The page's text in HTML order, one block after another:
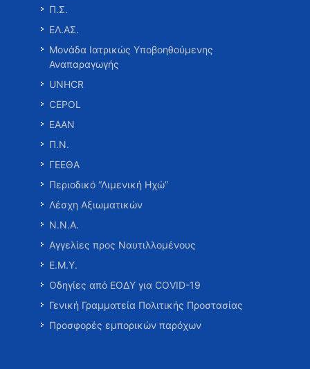
Π.Σ.
ΕΛ.ΑΣ.
Μονάδα Ιατρικώς Υποβοηθούμενης
Αναπαραγωγής
UNHCR
CEPOL
ΕΑΑΝ
Π.Ν.
ΓΕΕΘΑ
Περιοδικό “Λιμενική Ηχώ”
Λέσχη Αξιωματικών
Ν.Ν.Α.
Αγγελίες προς Ναυτιλλομένους
Ε.Μ.Υ.
Οδηγίες από ΕΟΔΥ για COVID-19
Γενική Γραμματεία Πολιτικής Προστασίας
Προσφορές εμπορικών παρόχων